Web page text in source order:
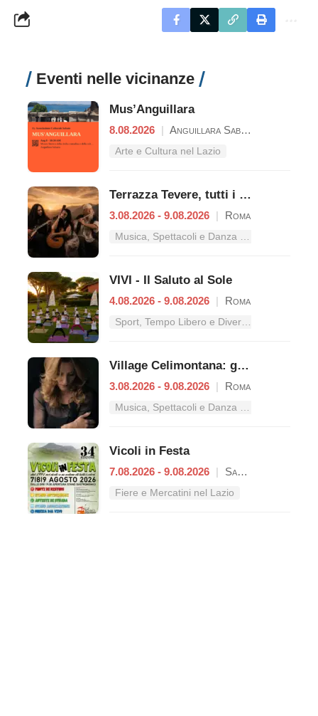
Eventi nelle vicinanze
Mus’Anguillara
8.08.2026 | Anguillara Sabazia
Arte e Cultura nel Lazio
Terrazza Tevere, tutti i concerti dal 3 al 9 agosto
3.08.2026 - 9.08.2026 | Roma
VIVI - Il Saluto al Sole
4.08.2026 - 9.08.2026 | Roma
Village Celimontana: gli appuntamenti dal 3 al 9 agosto
3.08.2026 - 9.08.2026 | Roma
Vicoli in Festa
7.08.2026 - 9.08.2026 | Sant'Oreste
Fiere e Mercatini nel Lazio